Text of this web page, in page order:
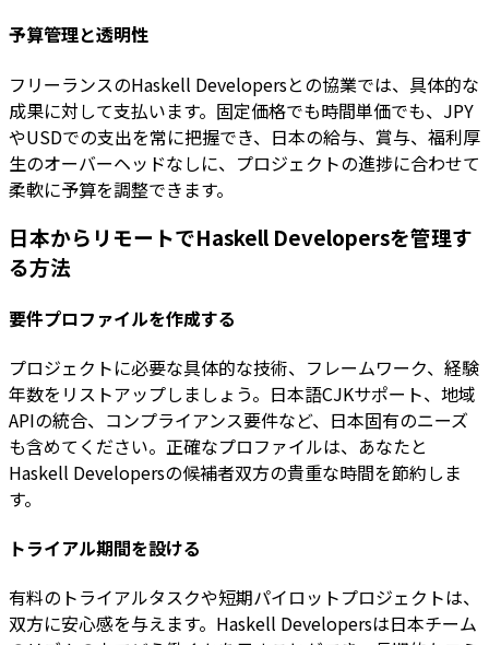
予算管理と透明性
フリーランスのHaskell Developersとの協業では、具体的な
成果に対して支払います。固定価格でも時間単価でも、JPY
やUSDでの支出を常に把握でき、日本の給与、賞与、福利厚
生のオーバーヘッドなしに、プロジェクトの進捗に合わせて
柔軟に予算を調整できます。
日本からリモートでHaskell Developersを管理す
る方法
要件プロファイルを作成する
プロジェクトに必要な具体的な技術、フレームワーク、経験
年数をリストアップしましょう。日本語CJKサポート、地域
APIの統合、コンプライアンス要件など、日本固有のニーズ
も含めてください。正確なプロファイルは、あなたと
Haskell Developersの候補者双方の貴重な時間を節約しま
す。
トライアル期間を設ける
有料のトライアルタスクや短期パイロットプロジェクトは、
双方に安心感を与えます。Haskell Developersは日本チーム